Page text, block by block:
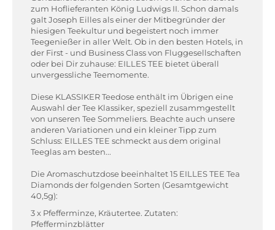
zum Hoflieferanten König Ludwigs II. Schon damals
galt Joseph Eilles als einer der Mitbegründer der
hiesigen Teekultur und begeistert noch immer
Teegenießer in aller Welt. Ob in den besten Hotels, in
der First - und Business Class von Fluggesellschaften
oder bei Dir zuhause: EILLES TEE bietet überall
unvergessliche Teemomente.
Diese KLASSIKER Teedose enthält im Übrigen eine
Auswahl der Tee Klassiker, speziell zusammgestellt
von unseren Tee Sommeliers. Beachte auch unsere
anderen Variationen und ein kleiner Tipp zum
Schluss: EILLES TEE schmeckt aus dem original
Teeglas am besten...
Die Aromaschutzdose beeinhaltet 15 EILLES TEE Tea
Diamonds der folgenden Sorten (Gesamtgewicht
40,5g):
3 x Pfefferminze, Kräutertee. Zutaten:
Pfefferminzblätter